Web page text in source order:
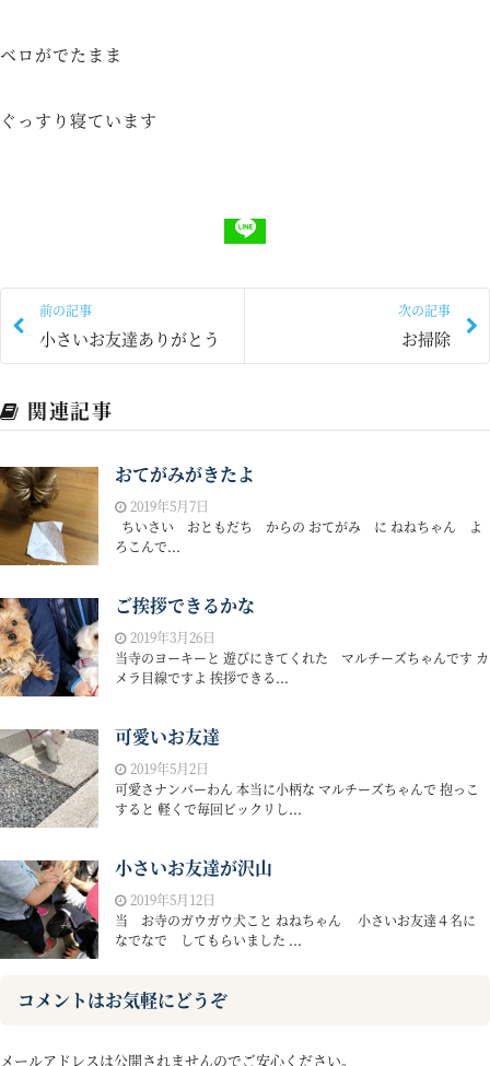
ベロがでたまま
ぐっすり寝ています
前の記事
小さいお友達ありがとう
次の記事
お掃除
関連記事
おてがみがきたよ
2019年5月7日
ちいさい おともだち からの おてがみ に ねねちゃん よ
ろこんで...
ご挨拶できるかな
2019年3月26日
当寺のヨーキーと 遊びにきてくれた マルチーズちゃんです カ
メラ目線ですよ 挨拶できる...
可愛いお友達
2019年5月2日
可愛さナンバーわん 本当に小柄な マルチーズちゃんで 抱っこ
すると 軽くで毎回ビックリし...
小さいお友達が沢山
2019年5月12日
当 お寺のガウガウ犬こと ねねちゃん 小さいお友達４名に
なでなで してもらいました ...
コメントはお気軽にどうぞ
メールアドレスは公開されませんのでご安心ください。